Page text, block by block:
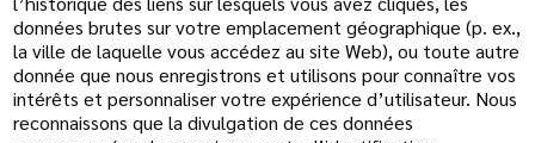
données brutes sur votre emplacement géographique (p. ex.,
la ville de laquelle vous accédez au site Web), ou toute autre
donnée que nous enregistrons et utilisons pour connaître vos
intérêts et personnaliser votre expérience d’utilisateur. Nous
reconnaissons que la divulgation de ces données